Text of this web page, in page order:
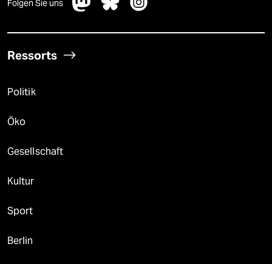
Folgen Sie uns
Ressorts
Politik
Öko
Gesellschaft
Kultur
Sport
Berlin